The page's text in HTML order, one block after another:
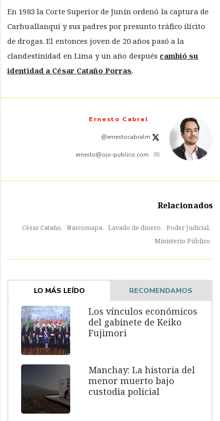
En 1983 la Corte Superior de Junín ordenó la captura de
Carhuallanqui y sus padres por presunto tráfico ilícito
de drogas. El entonces joven de 20 años pasó a la
clandestinidad en Lima y un año después cambió su
identidad a César Cataño Porras.
Ernesto Cabral
@ernestocabralm
ernesto@ojo-publico.com
Relacionados
César Cataño, Narcomapa, Lavado de dinero, Poder Judicial,
Ministerio Público
LO MÁS LEÍDO RECOMENDAMOS
Los vínculos económicos
del gabinete de Keiko
Fujimori
Manchay: La historia del
menor muerto bajo
custodia policial